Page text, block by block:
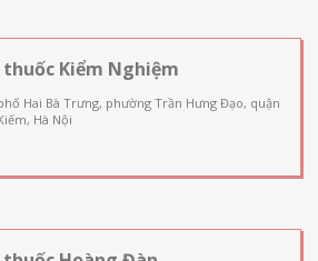
thuốc Kiểm Nghiệm
Hai Bà Trưng, phường Trần Hưng Đạo, quận
Hà Nội